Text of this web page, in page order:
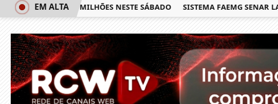
DE R$ 20 MILHÕES NESTE SÁBADO SISTEMA FAEMG SENAR
EM ALTA